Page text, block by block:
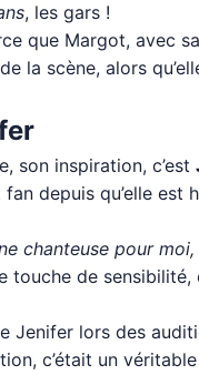
, les gars !
que Margot, avec
la scène, alors
son inspiration, c’est
depuis qu’elle est
chanteuse pour
touche de
Jenifer lors des
c’était un